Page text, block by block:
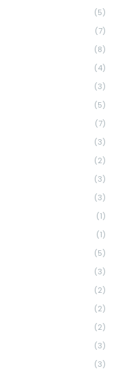
(5)
(7)
(8)
(4)
(3)
(5)
(7)
(3)
(2)
(3)
(3)
(1)
(1)
(5)
(3)
(2)
(2)
(2)
(3)
(3)